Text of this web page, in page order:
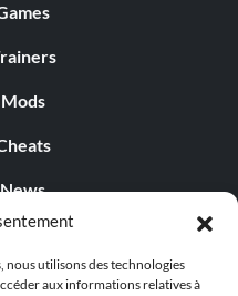
nous utilisons des technologies
aux informations relatives à
Games